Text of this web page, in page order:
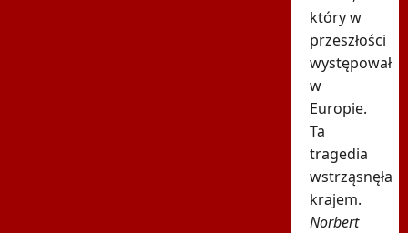
który w
przeszłości
występował
w
Europie.
Ta
tragedia
wstrząsnęła
krajem.
Norbert